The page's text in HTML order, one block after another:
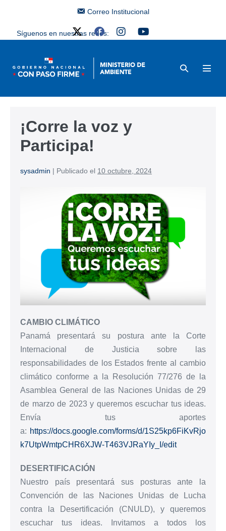
Correo Institucional
Síguenos en nuestras redes:
¡Corre la voz y
Participa!
sysadmin | Publicado el 10 octubre, 2024
CAMBIO CLIMÁTICO
Panamá presentará su postura ante la Corte
Internacional de Justicia sobre las
responsabilidades de los Estados frente al cambio
climático conforme a la Resolución 77/276 de la
Asamblea General de las Naciones Unidas de 29
de marzo de 2023 y queremos escuchar tus ideas.
Envía tus aportes
a: https://docs.google.com/forms/d/1S25kp6FiKvRjo
k7UtpWmtpCHR6XJW-T463VJRaYIy_I/edit
DESERTIFICACIÓN
Nuestro país presentará sus posturas ante la
Convención de las Naciones Unidas de Lucha
contra la Desertificación (CNULD), y queremos
escuchar tus ideas. Invitamos a todos los